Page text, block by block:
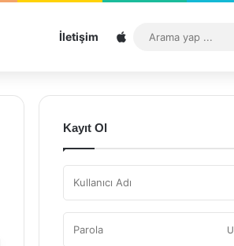
İletişim Sitemap
Kayıt Ol